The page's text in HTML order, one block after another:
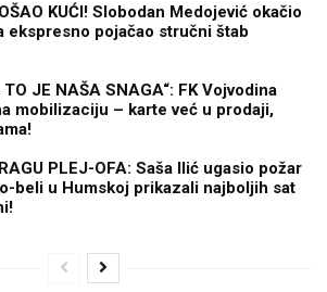
KUĆI! Slobodan Medojević okačio
ekspresno pojačao stručni štab
TO JE NAŠA SNAGA“: FK Vojvodina
mobilizaciju – karte već u prodaji,
PLEJ-OFA: Saša Ilić ugasio požar
beli u Humskoj prikazali najboljih sat